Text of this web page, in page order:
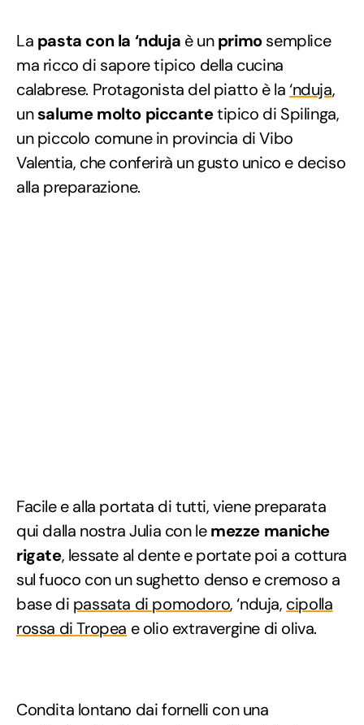
La pasta con la ‘nduja è unprimosemplice
ma ricco di sapore tipico della cucina
calabrese. Protagonista del piatto è la‘nduja,
unsalume molto piccantetipico di Spilinga,
un piccolo comune in provincia di Vibo
Valentia, che conferirà un gusto unico e deciso
alla preparazione.
Facile e alla portata di tutti, viene preparata
qui dalla nostra Julia con lemezze maniche
rigate, lessate al dente e portate poi a cottura
sul fuoco con un sughetto denso e cremoso a
base di passata di pomodoro, ‘nduja, cipolla
rossa di Tropea e olio extravergine di oliva.
Condita lontano dai fornelli con una